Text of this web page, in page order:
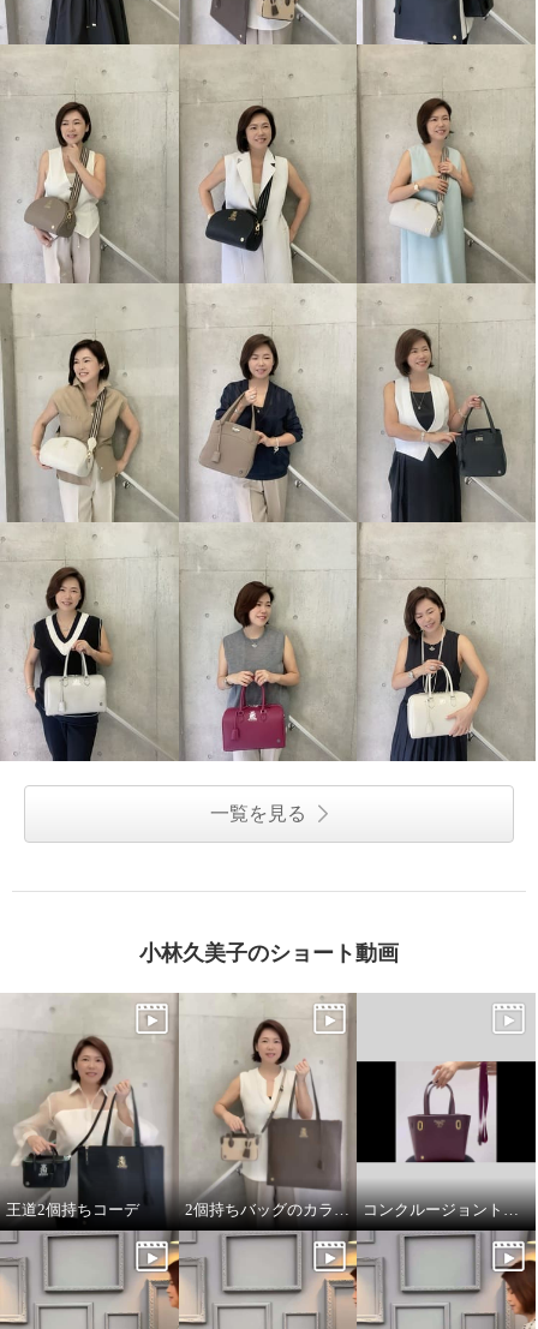
一覧を見る
小林久美子のショート動画
王道2個持ちコーデ 2個持ちバッグのカラーコーデ コンクルージョントートのリボンの付け方